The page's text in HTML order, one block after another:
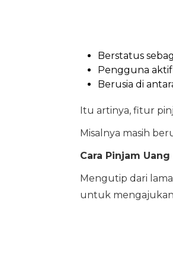
Berstatus
Pengguna aktif
Berusia di
Itu artinya, fitur
Misalnya masih
Cara Pinjam
Mengutip dari
untuk